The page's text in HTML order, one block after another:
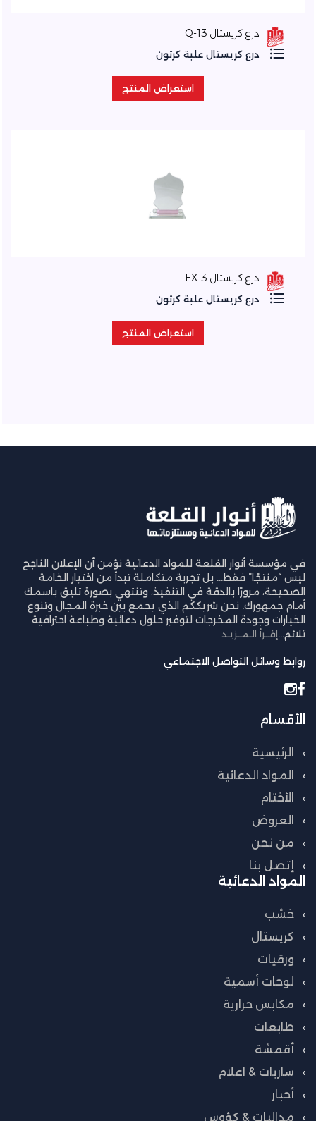
درع كريستال Q-13
درع كريستال علبة كرتون
استعراض المنتج
استعراض المنتج
درع كريستال EX-3
درع كريستال علبة كرتون
استعراض المنتج
استعراض المنتج
في مؤسسة أنوار القلعة للمواد الدعائية نؤمن أن الإعلان الناجح
ليس “منتجًا” فقط… بل تجربة متكاملة تبدأ من اختيار الخامة
الصحيحة، مرورًا بالدقة في التنفيذ، وتنتهي بصورة تليق باسمك
أمام جمهورك. نحن شريككم الذي يجمع بين خبرة المجال وتنوع
الخيارات وجودة المخرجات لتوفير حلول دعائية وطباعة احترافية
تلائم... إقــرأ الـمــزيـد
روابط وسائل التواصل الاجتماعي
الأقسام
الرئيسية
المواد الدعائية
الأختام
العروض
من نحن
إتصل بنا
المواد الدعائية
خشب
كريستال
ورقيات
لوحات أسمية
مكابس حرارية
طابعات
أقمشة
ساريات & اعلام
أحبار
مداليات & كؤوس